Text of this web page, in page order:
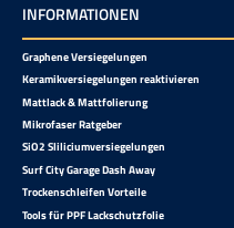
INFORMATIONEN
Graphene Versiegelungen
Keramikversiegelungen reaktivieren
Mattlack & Mattfolierung
Mikrofaser Ratgeber
SiO2 Sliliciumversiegelungen
Surf City Garage Dash Away
Trockenschleifen Vorteile
Tools für PPF Lackschutzfolie